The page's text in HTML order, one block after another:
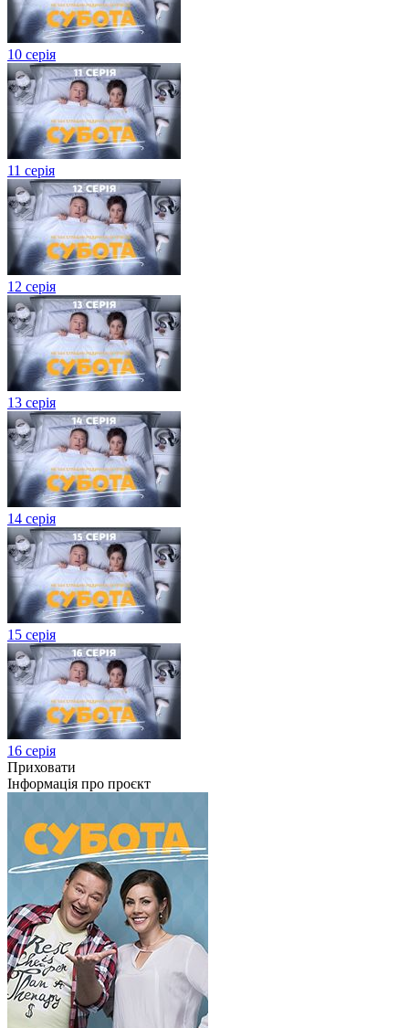
10 серія
11 серія
12 серія
13 серія
14 серія
15 серія
16 серія
Приховати
Інформація про проєкт